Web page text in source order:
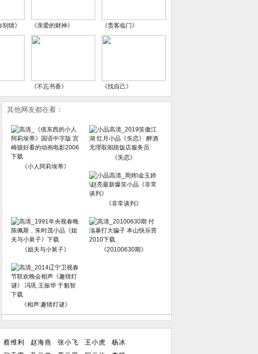
别猜》 《亲爱的财神》 《贵客临门》
《不忘书香》 《找自己》
其他网友都在看：
《小人阿莉埃蒂》
《失恋》
《非常谈判》
《姐夫与小舅子》 《20100630期》
《相声:趣猜灯谜》
蔡维利 赵海燕 张小飞 王小虎
杨冰